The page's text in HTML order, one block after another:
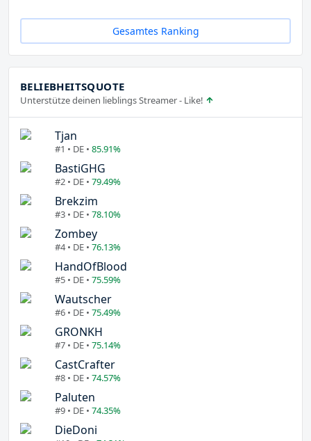
Gesamtes Ranking
BELIEBHEITSQUOTE
Unterstütze deinen lieblings Streamer - Like!
Tjan
#1 • DE • 85.91%
BastiGHG
#2 • DE • 79.49%
Brekzim
#3 • DE • 78.10%
Zombey
#4 • DE • 76.13%
HandOfBlood
#5 • DE • 75.59%
Wautscher
#6 • DE • 75.49%
GRONKH
#7 • DE • 75.14%
CastCrafter
#8 • DE • 74.57%
Paluten
#9 • DE • 74.35%
DieDoni